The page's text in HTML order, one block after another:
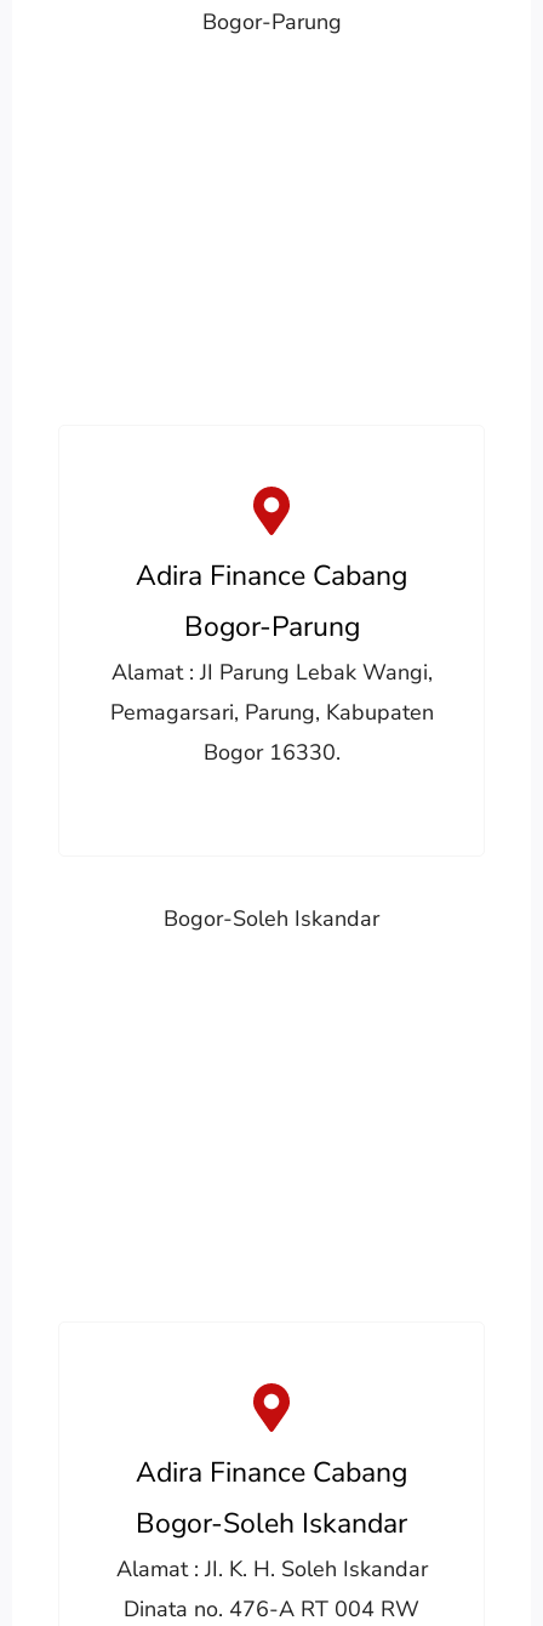
Bogor-Parung
Adira Finance Cabang
Bogor-Parung
Alamat : JI Parung Lebak Wangi,
Pemagarsari, Parung, Kabupaten
Bogor 16330.
Bogor-Soleh Iskandar
Adira Finance Cabang
Bogor-Soleh Iskandar
Alamat : JI. K. H. Soleh Iskandar
Dinata no. 476-A RT 004 RW